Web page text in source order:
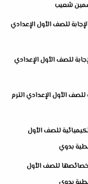
للصف الأول الإعدادي
للصف الأول الإعدادي
للصف الأول الإعدادي الترم
للصف الأول
خصائصها للصف الأول